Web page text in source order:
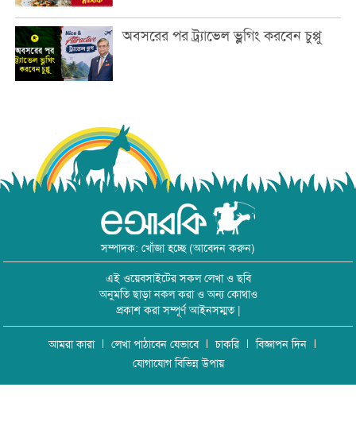
অবসরের পর ট্র্যাভেল ভ্লগিং করবেন চুপ্পু
সম্পাদক: খোঁজা হচ্ছে (আবেদন করুন)
এই ওয়েবসাইটের সকল লেখা ও ছবি
অনুমতি ছাড়া নকল করা ও অন্য কোথাও
প্রকাশ করা সম্পূর্ণ আইনসম্মত |
আমরা কারা লেখা পাঠাবেন যেভাবে চাকরি
বিজ্ঞাপন দিন
যোগাযোগ বিভিন্ন উপায়